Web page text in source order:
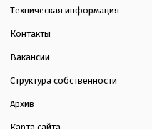
Техническая информация
Контакты
Вакансии
Структура собственности
Архив
Карта сайта